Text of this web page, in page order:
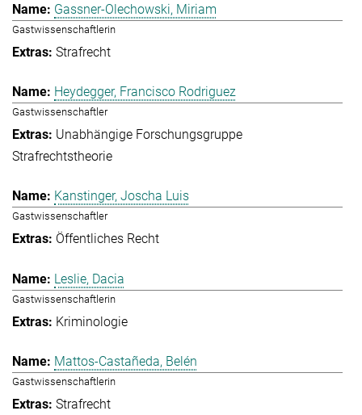
Gassner-Olechowski, Miriam
Gastwissenschaftlerin
Strafrecht
Heydegger, Francisco Rodriguez
Gastwissenschaftler
Unabhängige Forschungsgruppe
Strafrechtstheorie
Kanstinger, Joscha Luis
Gastwissenschaftler
Öffentliches Recht
Leslie, Dacia
Gastwissenschaftlerin
Kriminologie
Mattos-Castañeda, Belén
Gastwissenschaftlerin
Strafrecht